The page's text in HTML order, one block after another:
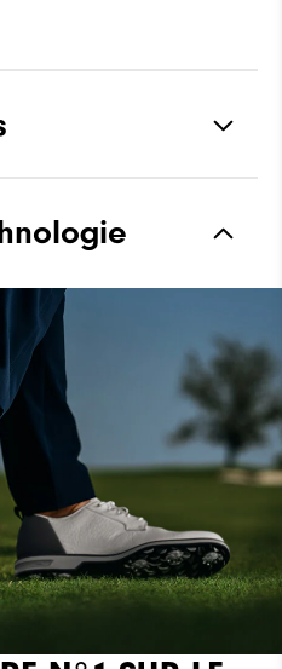
Waterproof Leather
Spiked
Most Stable
Firm